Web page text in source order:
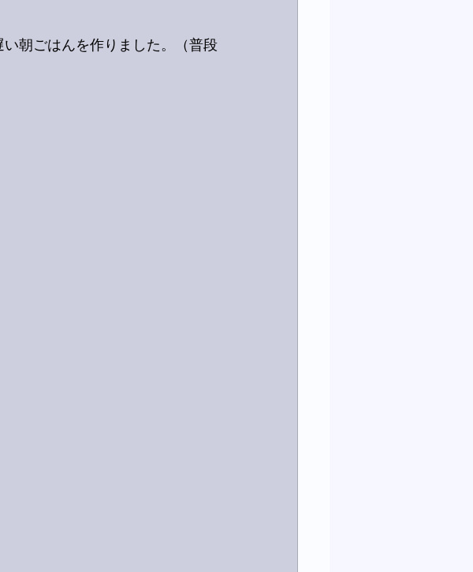
朝ごはんを作りました。（普段